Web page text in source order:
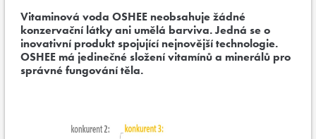
Vitaminová voda OSHEE neobsahuje žádné
konzervační látky ani umělá barviva. Jedná se o
inovativní produkt spojující nejnovější technologie.
OSHEE má jedinečné složení vitamínů a minerálů pro
správné fungování těla.